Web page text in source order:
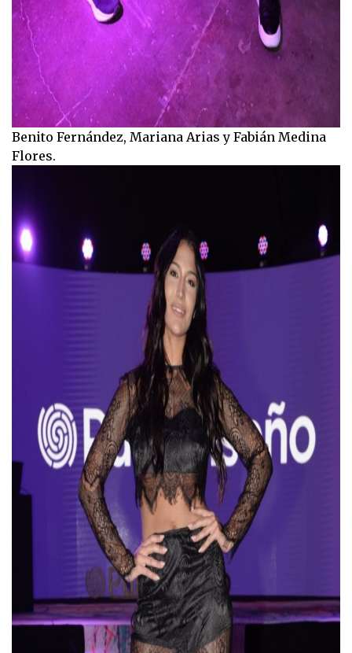
Benito Fernández, Mariana Arias y Fabián Medina
Flores.